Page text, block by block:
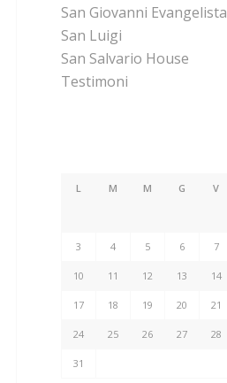
San Giovanni Evangelista
San Luigi
San Salvario House
Testimoni
L M M G V
3 4 5 6 7
10 11 12 13 14
17 18 19 20 21
24 25 26 27 28
31